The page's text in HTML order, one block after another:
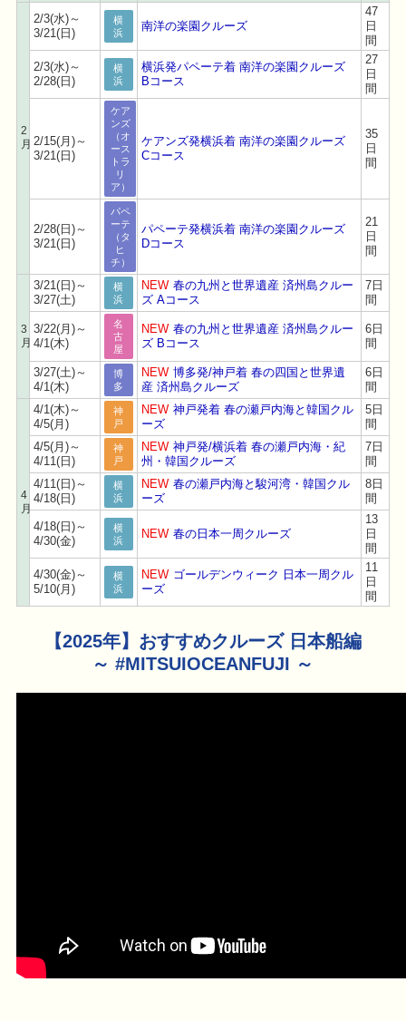
2
月
2/3(水)～
3/21(日)
横
浜
南洋の楽園クルーズ
47
日
間
2/3(水)～
2/28(日)
横
浜
横浜発パペーテ着 南洋の楽園クルーズ
Bコース
27
日
間
2/15(月)～
3/21(日)
ケア
ンズ
（オ
ース
トラ
リ
ア）
ケアンズ発横浜着 南洋の楽園クルーズ
Cコース
35
日
間
2/28(日)～
3/21(日)
パペ
ーテ
（タ
ヒ
チ）
パペーテ発横浜着 南洋の楽園クルーズ
Dコース
21
日
間
3
月
3/21(日)～
3/27(土)
横
浜
NEW 春の九州と世界遺産 済州島クルー
ズ Aコース
7日
間
3/22(月)～
4/1(木)
名
古
屋
NEW 春の九州と世界遺産 済州島クルー
ズ Bコース
6日
間
3/27(土)～
4/1(木)
博
多
NEW 博多発/神戸着 春の四国と世界遺
産 済州島クルーズ
6日
間
4
月
4/1(木)～
4/5(月)
神
戸
NEW 神戸発着 春の瀬戸内海と韓国クル
ーズ
5日
間
4/5(月)～
4/11(日)
神
戸
NEW 神戸発/横浜着 春の瀬戸内海・紀
州・韓国クルーズ
7日
間
4/11(日)～
4/18(日)
横
浜
NEW 春の瀬戸内海と駿河湾・韓国クル
ーズ
8日
間
4/18(日)～
4/30(金)
横
浜
NEW 春の日本一周クルーズ
13
日
間
4/30(金)～
5/10(月)
横
浜
NEW ゴールデンウィーク 日本一周クル
ーズ
11
日
間
【2025年】おすすめクルーズ 日本船編
～ #MITSUIOCEANFUJI ～